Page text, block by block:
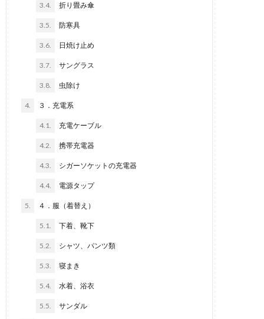
3.4. 折り畳み傘
3.5. 防寒具
3.6. 日焼け止め
3.7. サングラス
3.8. 虫除け
4. ３．充電系
4.1. 充電ケーブル
4.2. 携帯充電器
4.3. シガーソケットの充電器
4.4. 電源タップ
5. ４．服（着替え）
5.1. 下着、靴下
5.2. シャツ、パンツ類
5.3. 寝まき
5.4. 水着、浴衣
5.5. サンダル